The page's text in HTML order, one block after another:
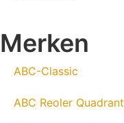
Merken
ABC-Classic
ABC Reoler Quadrant